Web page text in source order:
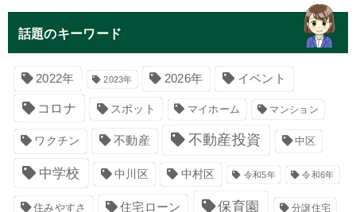
話題のキーワード
2022年 2023年 2026年 イベント
コロナ スポット マイホーム マンション
ワクチン 不動産 不動産投資 中区
中学校 中川区 中村区 令和5年 令和6年
住みやすさ 住宅ローン 保育園 分譲住宅